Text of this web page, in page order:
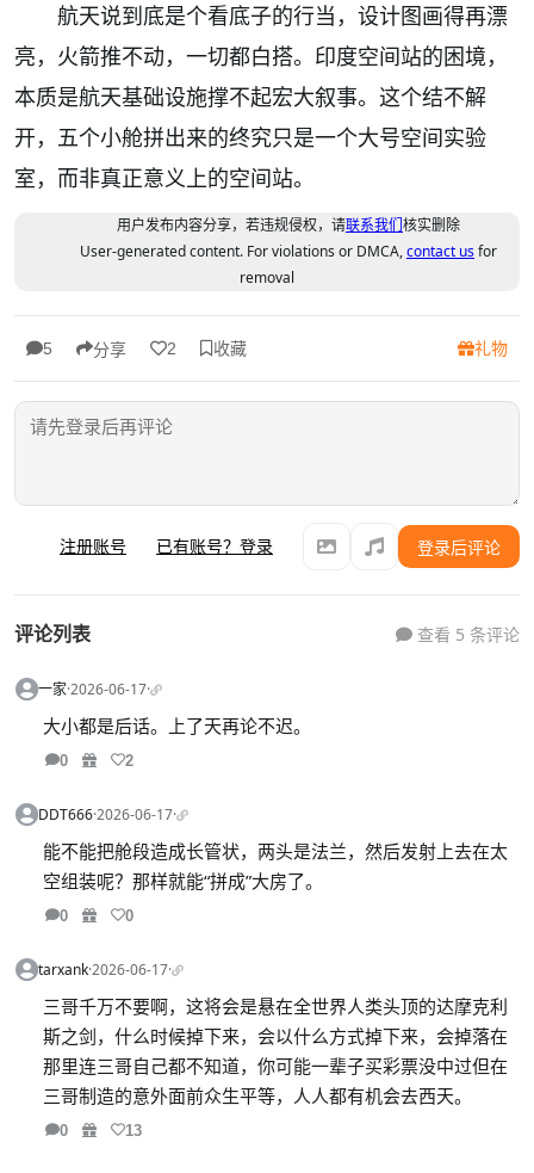
航天说到底是个看底子的行当，设计图画得再漂
亮，火箭推不动，一切都白搭。印度空间站的困境，
本质是航天基础设施撑不起宏大叙事。这个结不解
开，五个小舱拼出来的终究只是一个大号空间实验
室，而非真正意义上的空间站。
用户发布内容分享，若违规侵权，请联系我们核实删除
User-generated content. For violations or DMCA,contact usfor
removal
5 分享 2 收藏 礼物
注册账号 已有账号？登录 登录后评论
评论列表 查看 5 条评论
一家·2026-06-17·
大小都是后话。上了天再论不迟。
0 2
DDT666·2026-06-17·
能不能把舱段造成长管状，两头是法兰，然后发射上去在太
空组装呢？那样就能“拼成”大房了。
0 0
tarxank·2026-06-17·
三哥千万不要啊，这将会是悬在全世界人类头顶的达摩克利
斯之剑，什么时候掉下来，会以什么方式掉下来，会掉落在
那里连三哥自己都不知道，你可能一辈子买彩票没中过但在
三哥制造的意外面前众生平等，人人都有机会去西天。
0 13